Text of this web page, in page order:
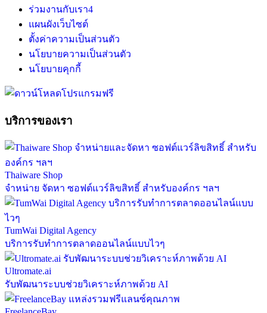
ร่วมงานกับเรา4
แผนผังเว็บไซต์
ตั้งค่าความเป็นส่วนตัว
นโยบายความเป็นส่วนตัว
นโยบายคุกกี้
บริการของเรา
Thaiware Shop
จำหน่าย จัดหา ซอฟต์แวร์ลิขสิทธิ์ สำหรับองค์กร ฯลฯ
TumWai Digital Agency
บริการรับทำการตลาดออนไลน์แบบไวๆ
Ultromate.ai
รับพัฒนาระบบช่วยวิเคราะห์ภาพด้วย AI